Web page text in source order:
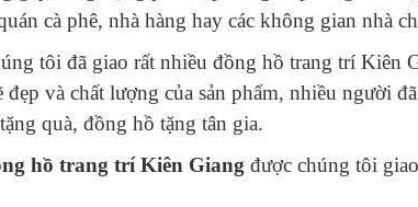
cà phê, nhà hàng hay các không gian nhà
tôi đã giao rất nhiều đồng hồ trang trí Kiên
đẹp và chất lượng của sản phẩm, nhiều người
quà, đồng hồ tặng tân gia.
hồ trang trí Kiên Giang được chúng tôi